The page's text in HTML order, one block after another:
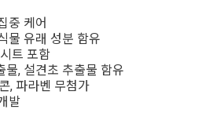
중 케어
물 유래 성분 함유
트 포함
물, 설견초 추출물 함유
, 파라벤 무첨가
발